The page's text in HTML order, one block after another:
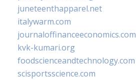
juneteenthapparel.net
italywarm.com
journaloffinanceeconomics.com
kvk-kumari.org
foodscienceandtechnology.com
scisportsscience.com